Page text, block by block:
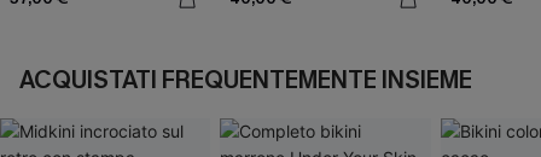
ACQUISTATI FREQUENTEMENTE INSIEME